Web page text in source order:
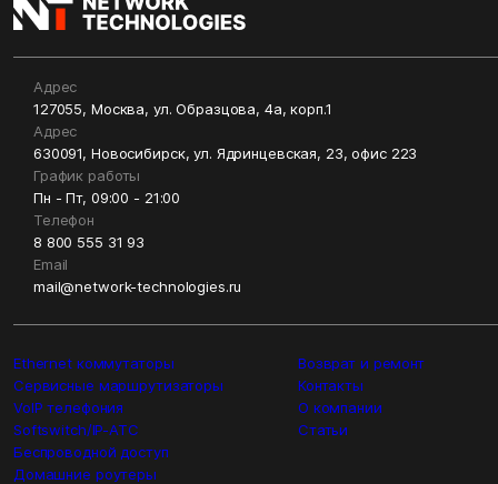
Адрес
127055, Москва, ул. Образцова, 4а, корп.1
Адрес
630091, Новосибирск, ул. Ядринцевская, 23, офис 223
График работы
Пн - Пт, 09:00 - 21:00
Телефон
8 800 555 31 93
Email
mail@network-technologies.ru
Ethernet коммутаторы
Сервисные маршрутизаторы
VoIP телефония
Softswitch/IP-ATC
Беспроводной доступ
Домашние роутеры
Возврат и ремонт
Контакты
О компании
Статьи